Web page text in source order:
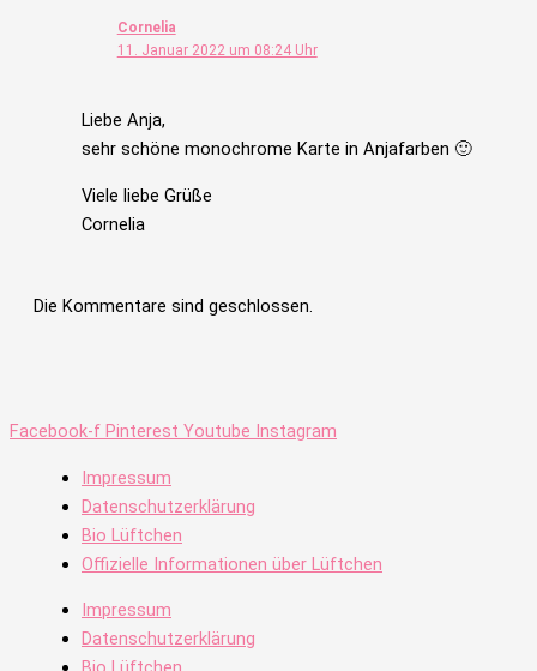
Cornelia
11. Januar 2022 um 08:24 Uhr
Liebe Anja,
sehr schöne monochrome Karte in Anjafarben 🙂
Viele liebe Grüße
Cornelia
Die Kommentare sind geschlossen.
Facebook-f Pinterest Youtube Instagram
Impressum
Datenschutzerklärung
Bio Lüftchen
Offizielle Informationen über Lüftchen
Impressum
Datenschutzerklärung